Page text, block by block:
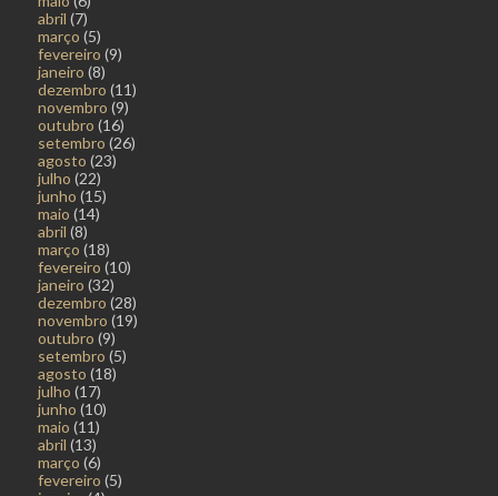
abril (7)
março (5)
fevereiro (9)
janeiro (8)
dezembro (11)
novembro (9)
outubro (16)
setembro (26)
agosto (23)
julho (22)
junho (15)
maio (14)
abril (8)
março (18)
fevereiro (10)
janeiro (32)
dezembro (28)
novembro (19)
outubro (9)
setembro (5)
agosto (18)
julho (17)
junho (10)
maio (11)
abril (13)
março (6)
fevereiro (5)